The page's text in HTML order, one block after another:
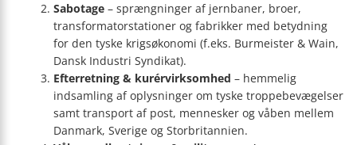
Sabotage – sprængninger af jernbaner, broer,
transformatorstationer og fabrikker med betydning
for den tyske krigsøkonomi (f.eks. Burmeister & Wain,
Dansk Industri Syndikat).
Efterretning & kurérvirksomhed – hemmelig
indsamling af oplysninger om tyske troppebevægelser
samt transport af post, mennesker og våben mellem
Danmark, Sverige og Storbritannien.